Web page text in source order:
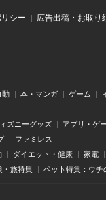
シー
広告出稿・お取り
動 本・マンガ ゲーム
ズニーグッズ アプリ・ゲ
ファミレス
ダイエット・健康 家電
・旅特集 ペット特集：ウチ